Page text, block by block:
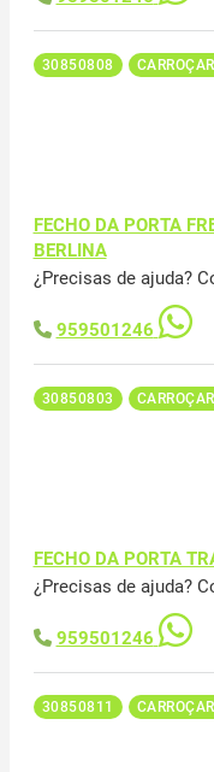
30850808
FECHO DA PORTA
BERLINA
¿Precisas de ajuda?
959501246
30850803
FECHO DA PORTA
¿Precisas de ajuda?
959501246
30850811